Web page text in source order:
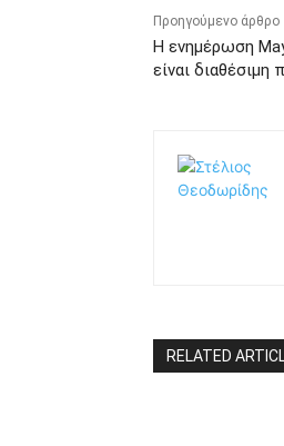
Προηγούμενο άρθρο
Η ενημέρωση
είναι διαθέσιμη
RELATED